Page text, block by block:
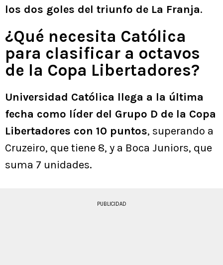
los dos goles del triunfo de La Franja.
¿Qué necesita Católica
para clasificar a octavos
de la Copa Libertadores?
Universidad Católica llega a la última
fecha como líder del Grupo D de la Copa
Libertadores con 10 puntos, superando a
Cruzeiro, que tiene 8, y a Boca Juniors, que
suma 7 unidades.
PUBLICIDAD